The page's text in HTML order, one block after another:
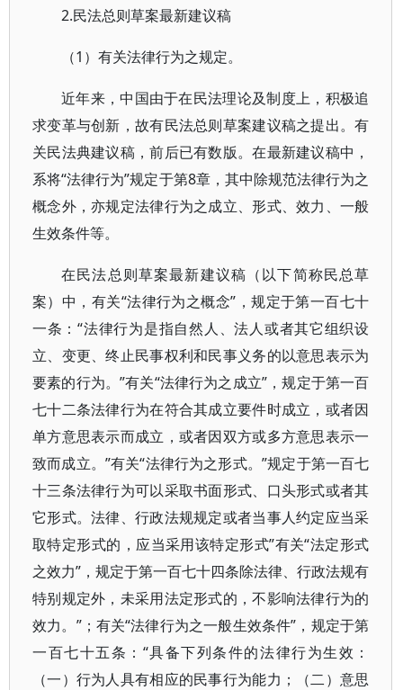
2.民法总则草案最新建议稿
（1）有关法律行为之规定。
近年来，中国由于在民法理论及制度上，积极追
求变革与创新，故有民法总则草案建议稿之提出。有
关民法典建议稿，前后已有数版。在最新建议稿中，
系将“法律行为”规定于第8章，其中除规范法律行为之
概念外，亦规定法律行为之成立、形式、效力、一般
生效条件等。
在民法总则草案最新建议稿（以下简称民总草
案）中，有关“法律行为之概念”，规定于第一百七十
一条：“法律行为是指自然人、法人或者其它组织设
立、变更、终止民事权利和民事义务的以意思表示为
要素的行为。”有关“法律行为之成立”，规定于第一百
七十二条法律行为在符合其成立要件时成立，或者因
单方意思表示而成立，或者因双方或多方意思表示一
致而成立。”有关“法律行为之形式。”规定于第一百七
十三条法律行为可以采取书面形式、口头形式或者其
它形式。法律、行政法规规定或者当事人约定应当采
取特定形式的，应当采用该特定形式”有关“法定形式
之效力”，规定于第一百七十四条除法律、行政法规有
特别规定外，未采用法定形式的，不影响法律行为的
效力。”；有关“法律行为之一般生效条件”，规定于第
一百七十五条：“具备下列条件的法律行为生效：
（一）行为人具有相应的民事行为能力；（二）意思